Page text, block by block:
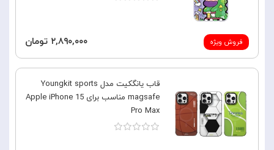
فروش ویژه ۲,۸۹۰,۰۰۰ تومان
قاب یانگکیت مدل Youngkit sports
magsafe مناسب برای Apple iPhone 15
Pro Max